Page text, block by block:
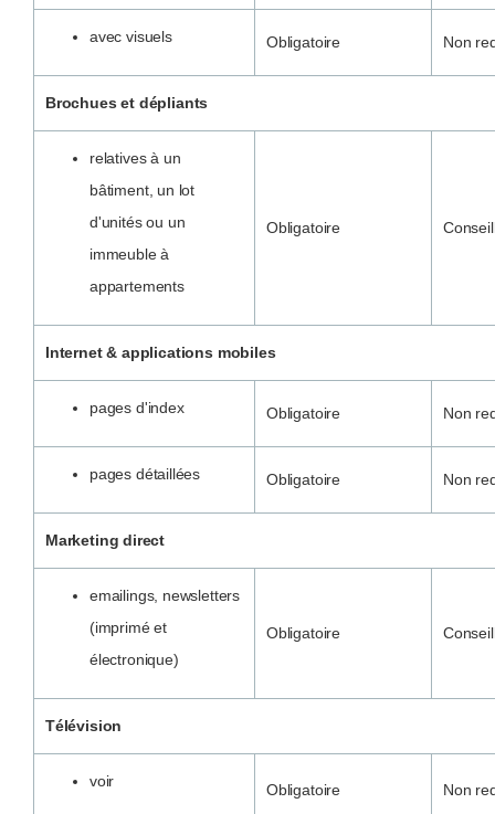
avec visuels Obligatoire Non
Brochues et dépliants
relatives à un
bâtiment, un lot
d'unités ou un
immeuble à
appartements
Obligatoire
Internet & applications mobiles
pages d'index Obligatoire Non
pages détaillées Obligatoire Non
Marketing direct
emailings, newsletters
(imprimé et
électronique)
Obligatoire
Télévision
voir Obligatoire Non